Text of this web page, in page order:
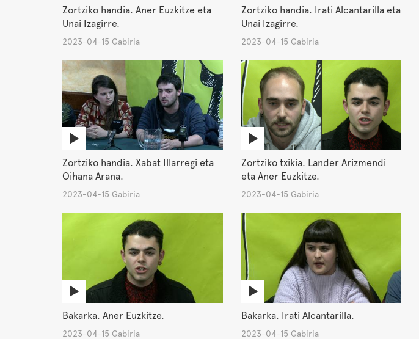
Zortziko handia. Aner Euzkitze eta
Unai Izagirre.
2023-04-15 Gabiria
Zortziko handia. Irati Alcantarilla eta
Unai Izagirre.
2023-04-15 Gabiria
Zortziko handia. Xabat Illarregi eta
Oihana Arana.
2023-04-15 Gabiria
Zortziko txikia. Lander Arizmendi
eta Aner Euzkitze.
2023-04-15 Gabiria
Bakarka. Aner Euzkitze.
2023-04-15 Gabiria
Bakarka. Irati Alcantarilla.
2023-04-15 Gabiria